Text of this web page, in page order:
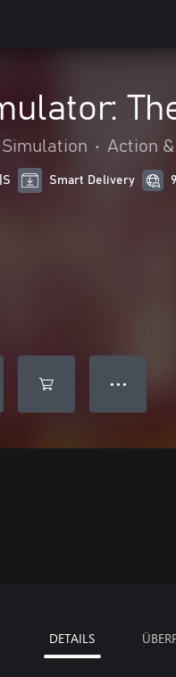
Simulation • Action
Smart Delivery
● ● ●
DETAILS